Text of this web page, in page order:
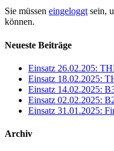
Sie müssen eingeloggt sein,
können.
Neueste Beiträge
Einsatz 26.02.205:
Einsatz 18.02.2025:
Einsatz 14.02.2025:
Einsatz 02.02.2025:
Einsatz 31.01.2025:
Archiv